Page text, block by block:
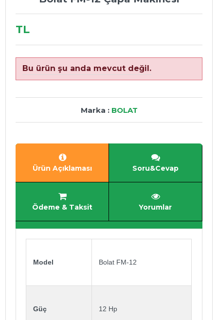
TL
Bu ürün şu anda mevcut değil.
Marka : BOLAT
Ürün Açıklaması Soru&Cevap
Ödeme & Taksit Yorumlar
Model Bolat FM-12
Güç 12 Hp